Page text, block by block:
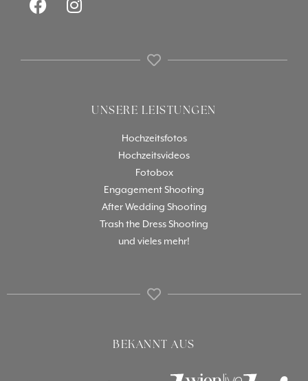
UNSERE LEISTUNGEN
Hochzeitsfotos
Hochzeitsvideos
Fotobox
Engagement Shooting
After Wedding Shooting
Trash the Dress Shooting
und vieles mehr!
BEKANNT AUS